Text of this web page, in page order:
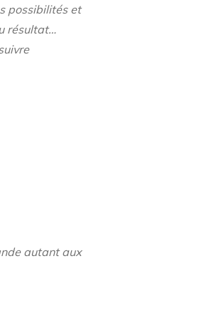
possibilités et
résultat…
autant aux